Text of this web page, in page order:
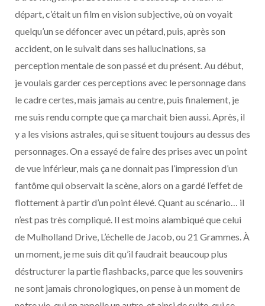
départ, c’était un film en vision subjective, où on voyait
quelqu’un se défoncer avec un pétard, puis, après son
accident, on le suivait dans ses hallucinations, sa
perception mentale de son passé et du présent. Au début,
je voulais garder ces perceptions avec le personnage dans
le cadre certes, mais jamais au centre, puis finalement, je
me suis rendu compte que ça marchait bien aussi. Après, il
y a les visions astrales, qui se situent toujours au dessus des
personnages. On a essayé de faire des prises avec un point
de vue inférieur, mais ça ne donnait pas l’impression d’un
fantôme qui observait la scène, alors on a gardé l’effet de
flottement à partir d’un point élevé. Quant au scénario… il
n’est pas très compliqué. Il est moins alambiqué que celui
de Mulholland Drive, L’échelle de Jacob, ou 21 Grammes. À
un moment, je me suis dit qu’il faudrait beaucoup plus
déstructurer la partie flashbacks, parce que les souvenirs
ne sont jamais chronologiques, on pense à un moment de